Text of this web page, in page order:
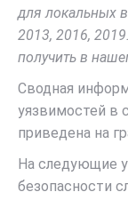
для локальных
2013, 2016,
получить в
Сводная
уязвимостей в
приведена на
На следующие
безопасности